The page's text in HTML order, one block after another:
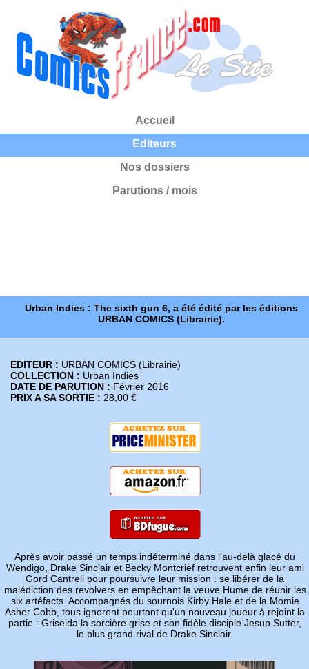
Accueil
Editeurs
Nos dossiers
Parutions / mois
Urban Indies : The sixth gun 6, a été édité par les éditions
URBAN COMICS (Librairie).
EDITEUR : URBAN COMICS (Librairie)
COLLECTION : Urban Indies
DATE DE PARUTION : Février 2016
PRIX A SA SORTIE : 28,00 €
Après avoir passé un temps indéterminé dans l'au-delà glacé du
Wendigo, Drake Sinclair et Becky Montcrief retrouvent enfin leur ami
Gord Cantrell pour poursuivre leur mission : se libérer de la
malédiction des revolvers en empêchant la veuve Hume de réunir les
six artéfacts. Accompagnés du sournois Kirby Hale et de la Momie
Asher Cobb, tous ignorent pourtant qu'un nouveau joueur à rejoint la
partie : Griselda la sorcière grise et son fidèle disciple Jesup Sutter,
le plus grand rival de Drake Sinclair.